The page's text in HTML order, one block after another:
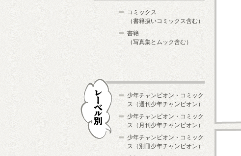
コミックス
（書籍扱いコミックス含む）
書籍
（写真集とムック含む）
少年チャンピオン・コミック
ス（週刊少年チャンピオン）
少年チャンピオン・コミック
ス（月刊少年チャンピオン）
少年チャンピオン・コミック
ス（別冊少年チャンピオン）